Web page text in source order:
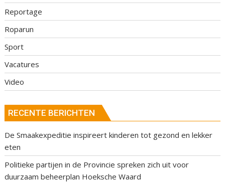
Reportage
Roparun
Sport
Vacatures
Video
RECENTE BERICHTEN
De Smaakexpeditie inspireert kinderen tot gezond en lekker
eten
Politieke partijen in de Provincie spreken zich uit voor
duurzaam beheerplan Hoeksche Waard